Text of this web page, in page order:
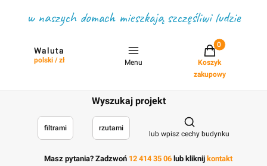
w naszych domach mieszkają szczęśliwi ludzie
Waluta
polski / zł Menu
Projekty w
Koszyk
zakupowy
Wyszukaj projekt
filtrami rzutami
Otwórz
lub wpisz cechy budynku
Masz pytania? Zadzwoń 12 414 35 06 lub kliknij kontakt